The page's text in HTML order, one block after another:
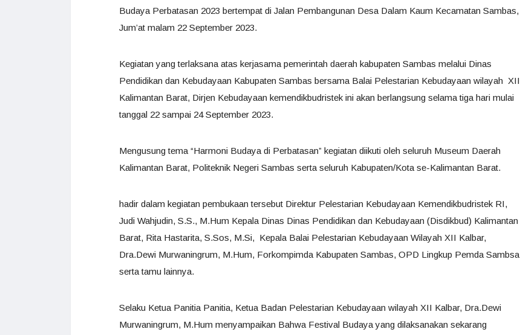
Budaya Perbatasan 2023 bertempat di Jalan Pembangunan Desa Dalam Kaum Kecamatan Sambas,
Jum’at malam 22 September 2023.
Kegiatan yang terlaksana atas kerjasama pemerintah daerah kabupaten Sambas melalui Dinas
Pendidikan dan Kebudayaan Kabupaten Sambas bersama Balai Pelestarian Kebudayaan wilayah XII
Kalimantan Barat, Dirjen Kebudayaan kemendikbudristek ini akan berlangsung selama tiga hari mulai
tanggal 22 sampai 24 September 2023.
Mengusung tema “Harmoni Budaya di Perbatasan” kegiatan diikuti oleh seluruh Museum Daerah
Kalimantan Barat, Politeknik Negeri Sambas serta seluruh Kabupaten/Kota se-Kalimantan Barat.
hadir dalam kegiatan pembukaan tersebut Direktur Pelestarian Kebudayaan Kemendikbudristek RI,
Judi Wahjudin, S.S., M.Hum Kepala Dinas Dinas Pendidikan dan Kebudayaan (Disdikbud) Kalimantan
Barat, Rita Hastarita, S.Sos, M.Si, Kepala Balai Pelestarian Kebudayaan Wilayah XII Kalbar,
Dra.Dewi Murwaningrum, M.Hum, Forkompimda Kabupaten Sambas, OPD Lingkup Pemda Sambsa
serta tamu lainnya.
Selaku Ketua Panitia Panitia, Ketua Badan Pelestarian Kebudayaan wilayah XII Kalbar, Dra.Dewi
Murwaningrum, M.Hum menyampaikan Bahwa Festival Budaya yang dilaksanakan sekarang